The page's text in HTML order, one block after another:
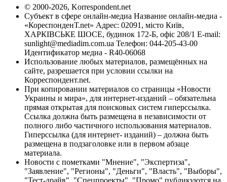
© 2000-2026, Korrespondent.net
Субъект в сфере онлайн-медиа Название онлайн-медиа -
«КореспонденТ.net» Адрес: 02091, місто Київ,
ХАРКІВСЬКЕ ШОСЕ, будинок 172-Б, офіс 208/1 E-mail:
sunlight@mediadim.com.ua Телефон: 044-205-43-00
Идентификатор медиа - R40-06068
Использование любых материалов, размещённых на
сайте, разрешается при условии ссылки на
Корреспондент.net.
При копировании материалов со страницы «Новости
Украины и мира», для интернет-изданий – обязательна
прямая открытая для поисковых систем гиперссылка.
Ссылка должна быть размещена в независимости от
полного либо частичного использования материалов.
Гиперссылка (для интернет- изданий) – должна быть
размещена в подзаголовке или в первом абзаце
материала.
Новости с пометками "Мнение", "Экспертиза",
"Заявление", "Регионы", "Деньги", "Власть", "Выборы",
"Тест-драйв", "Спецпроекты", "Промо" публикуются на